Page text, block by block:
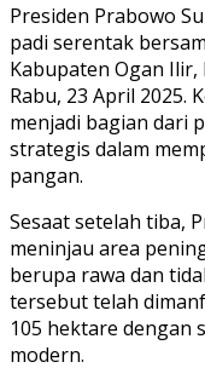
Presiden Prabowo
padi serentak
Kabupaten Ogan Ilir,
Rabu, 23 April 2025.
menjadi bagian dari
strategis dalam
pangan.
Sesaat setelah tiba,
meninjau area
berupa rawa dan
tersebut telah
105 hektare dengan
modern.